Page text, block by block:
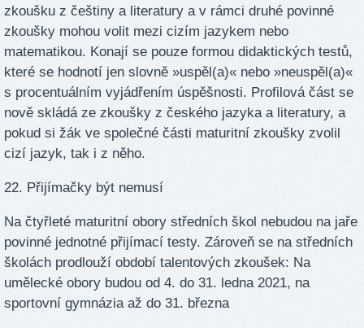
zkoušku z češtiny a literatury a v rámci druhé povinné
zkoušky mohou volit mezi cizím jazykem nebo
matematikou. Konají se pouze formou didaktických testů,
které se hodnotí jen slovně »uspěl(a)« nebo »neuspěl(a)«
s procentuálním vyjádřením úspěšnosti. Profilová část se
nově skládá ze zkoušky z českého jazyka a literatury, a
pokud si žák ve společné části maturitní zkoušky zvolil
cizí jazyk, tak i z něho.
22. Přijímačky být nemusí
Na čtyřleté maturitní obory středních škol nebudou na jaře
povinné jednotné přijímací testy. Zároveň se na středních
školách prodlouží období talentových zkoušek: Na
umělecké obory budou od 4. do 31. ledna 2021, na
sportovní gymnázia až do 31. března